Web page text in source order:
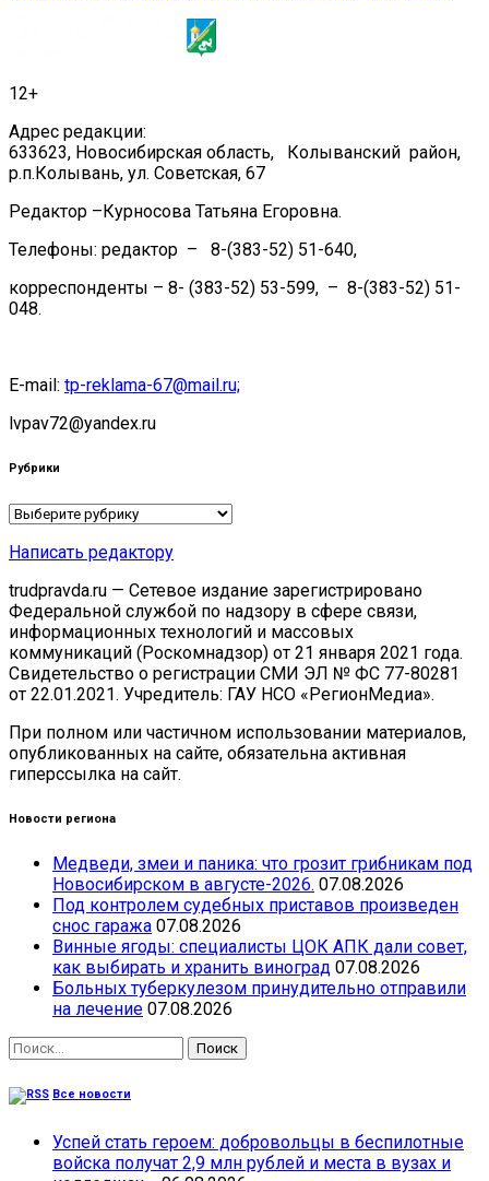
12+
Адрес редакции:
633623, Новосибирская область, Колыванский район,
р.п.Колывань, ул. Советская, 67
Редактор –Курносова Татьяна Егоровна.
Телефоны: редактор – 8-(383-52) 51-640,
корреспонденты – 8- (383-52) 53-599, – 8-(383-52) 51-
048.
E-mail: tp-reklama-67@mail.ru;
lvpav72@yandex.ru
Рубрики
Рубрики
Написать редактору
trudpravda.ru — Сетевое издание зарегистрировано
Федеральной службой по надзору в сфере связи,
информационных технологий и массовых
коммуникаций (Роскомнадзор) от 21 января 2021 года.
Свидетельство о регистрации СМИ ЭЛ № ФС 77-80281
от 22.01.2021. Учредитель: ГАУ НСО «РегионМедиа».
При полном или частичном использовании материалов,
опубликованных на сайте, обязательна активная
гиперссылка на сайт.
Новости региона
Медведи, змеи и паника: что грозит грибникам под
Новосибирском в августе-2026. 07.08.2026
Под контролем судебных приставов произведен
снос гаража 07.08.2026
Винные ягоды: специалисты ЦОК АПК дали совет,
как выбирать и хранить виноград 07.08.2026
Больных туберкулезом принудительно отправили
на лечение 07.08.2026
Найти:
Все новости
Успей стать героем: добровольцы в беспилотные
войска получат 2,9 млн рублей и места в вузах и